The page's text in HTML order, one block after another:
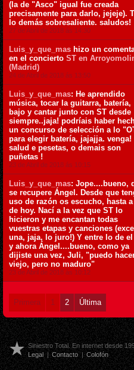
(la de "Asco" igual fue creada
precisamente para darlo, jejeje).
lo demás sobresaliente. saludos!
27 de Abril de 2018 ás 14:30
Luis_y_que_mas hizo un
en el concierto ST en
(Madrid)
24 de Abril de 2018 ás 13:50
Luis_y_que_mas: He aprendido
música, tocar la guitarra, batería,
bajo y cantar junto con ST desde
siempre..jaja! podríais haber
un concurso de selección a lo
para elegir batería, jajajja. venga!
salud e pesetas, o demais son
puñetas !
23 de Abril de 2018 ás 10:15
Luis_y_que_mas: Jope....bueno,
se recupere Ángel. Desde que
uso de razón os escucho, hasta
de hoy. Nací a la vez que ST lo
hicieron y me encantan todas
vuestras etapas y canciones
una, jaja, lo juro!) Y entre lo de
y ahora Ángel....bueno, como ya
dijiste una vez, Juli, "puedo
viejo, pero no maduro"
23 de Abril de 2018 ás 10:12
Primera 1 2 Última
Siniestro Total. En internet desde
Legal | Contacto | Colofón